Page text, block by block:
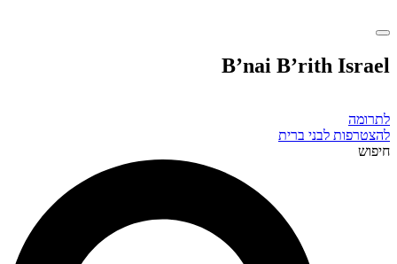
B’nai B’rith Israel
לתרומה
להצטרפות לבני ברית
חיפוש